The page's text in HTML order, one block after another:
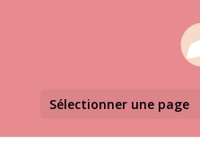
Sélectionner une page